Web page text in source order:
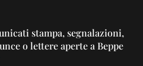
stampa, segnalazioni,
o lettere aperte a Beppe